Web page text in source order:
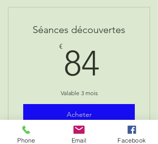
Séances découvertes
€ 84
Valable 3 mois
Acheter
Phone Email Facebook